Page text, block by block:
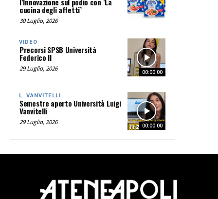
cucina degli affetti’
30 Luglio, 2026
00:00:00
VIDEO
Precorsi SPSB Università
Federico II
29 Luglio, 2026
00:00:00
L. VANVITELLI
Semestre aperto Università Luigi
Vanvitelli
29 Luglio, 2026